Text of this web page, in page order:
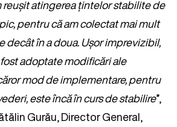
reușit atingerea țintelor stabilite de
pentru că am colectat mai mult
decât în a doua. Ușor imprevizibil,
adoptate modificări ale
mod de implementare, pentru
este încă în curs de stabilire”,
Gurău, Director General,